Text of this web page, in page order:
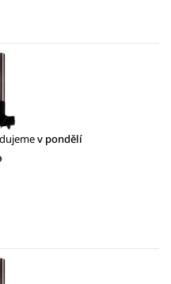
v pondělí